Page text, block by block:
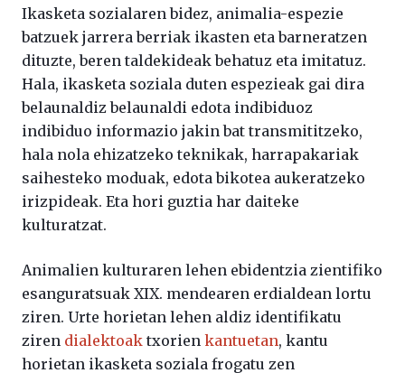
Ikasketa sozialaren bidez, animalia-espezie
batzuek jarrera berriak ikasten eta barneratzen
dituzte, beren taldekideak behatuz eta imitatuz.
Hala, ikasketa soziala duten espezieak gai dira
belaunaldiz belaunaldi edota indibiduoz
indibiduo informazio jakin bat transmititzeko,
hala nola ehizatzeko teknikak, harrapakariak
saihesteko moduak, edota bikotea aukeratzeko
irizpideak. Eta hori guztia har daiteke
kulturatzat.
Animalien kulturaren lehen ebidentzia zientifiko
esanguratsuak XIX. mendearen erdialdean lortu
ziren. Urte horietan lehen aldiz identifikatu
ziren dialektoak txorien kantuetan, kantu
horietan ikasketa soziala frogatu zen